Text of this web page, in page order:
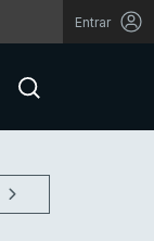
Entrar